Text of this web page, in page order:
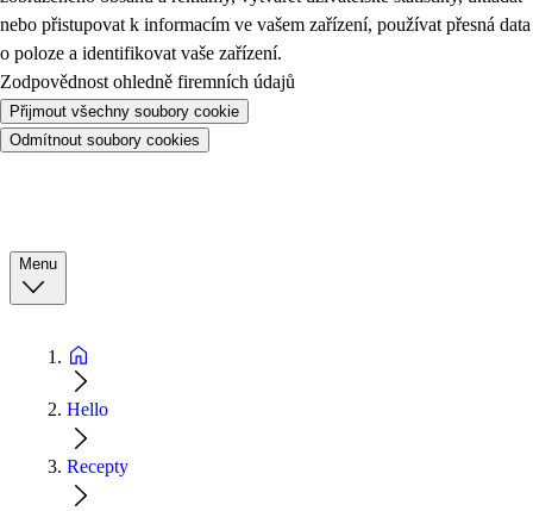
nebo přistupovat k informacím ve vašem zařízení, používat přesná data
o poloze a identifikovat vaše zařízení.
Zodpovědnost ohledně firemních údajů
Přijmout všechny soubory cookie
Odmítnout soubory cookies
Menu
Hello
Recepty